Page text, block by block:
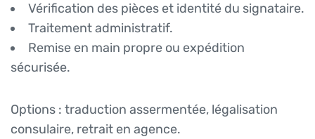
Vérification des pièces et identité du signataire.
Traitement administratif.
Remise en main propre ou expédition
sécurisée.
Options : traduction assermentée, légalisation
consulaire, retrait en agence.